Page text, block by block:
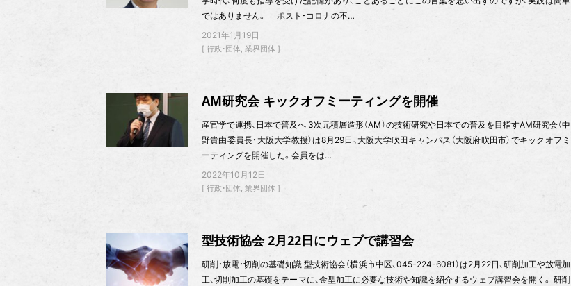
ではありません。 ポスト・コロナの不…
2021年1月19日
行政・団体 業界団体
AM研究会 キックオフミーティングを開催
産官学で連携、日本で普及へ 3次元積層造形（AM）の技術研究や日本での普及を目指すAM研究会（中
野貴由委員長・大阪大学教授）は8月29日、大阪大学吹田キャンパス（大阪府吹田市）でキックオフミ
ーティングを開催した。会員をは…
2022年10月12日
行政・団体 業界団体
型技術協会 2月22日にウェブで講習会
研削・放電・切削の基礎知識 型技術協会（横浜市中区、045-224-6081）は2月22日、研削加工や放電加
工、切削加工の基礎をテーマに、金型加工に必要な技術や知識を紹介するウェブ講習会を開く。 研削